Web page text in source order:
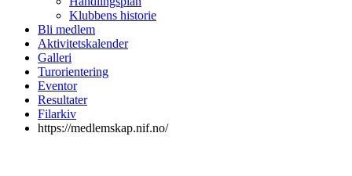
Klubbens historie
Bli medlem
Aktivitetskalender
Galleri
Turorientering
Eventor
Resultater
Filarkiv
https://medlemskap.nif.no/